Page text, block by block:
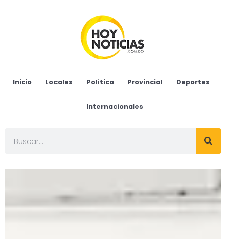
Inicio Locales Política Provincial Deportes
Internacionales